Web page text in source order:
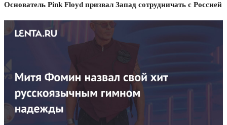
Основатель Pink Floyd призвал Запад сотрудничать с Россией